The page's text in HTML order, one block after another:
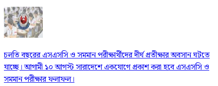
চলতি বছরের এসএসসি ও সমমান পরীক্ষার্থীদের দীর্ঘ প্রতীক্ষার অবসান ঘটতে
যাচ্ছে। আগামী ১০ আগস্ট সারাদেশে একযোগে প্রকাশ করা হবে এসএসসি ও
সমমান পরীক্ষার ফলাফল।